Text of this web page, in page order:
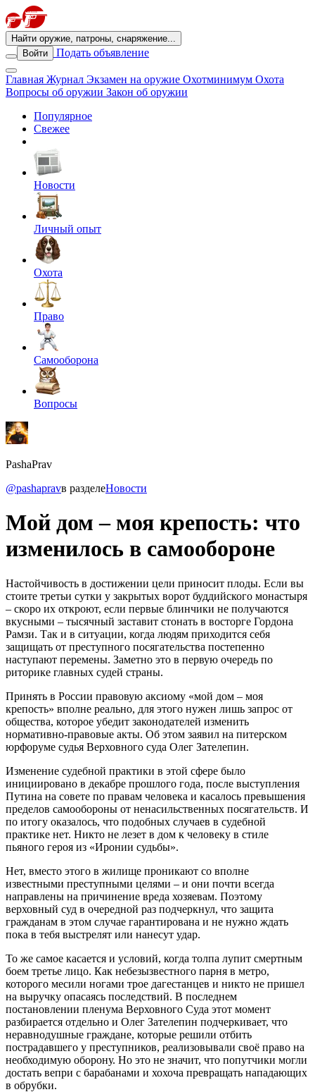
Найти оружие, патроны, снаряжение...
Войти
Подать объявление
Главная Журнал Экзамен на оружие Охотминимум Охота
Вопросы об оружии Закон об оружии
Популярное
Свежее
Новости
Личный опыт
Охота
Право
Самооборона
Вопросы
PashaPrav
@pashapravв разделеНовости
Мой дом – моя крепость: что
изменилось в самообороне
Настойчивость в достижении цели приносит плоды. Если вы
стоите третьи сутки у закрытых ворот буддийского монастыря
– скоро их откроют, если первые блинчики не получаются
вкусными – тысячный заставит стонать в восторге Гордона
Рамзи. Так и в ситуации, когда людям приходится себя
защищать от преступного посягательства постепенно
наступают перемены. Заметно это в первую очередь по
риторике главных судей страны.
Принять в России правовую аксиому «мой дом – моя
крепость» вполне реально, для этого нужен лишь запрос от
общества, которое убедит законодателей изменить
нормативно-правовые акты. Об этом заявил на питерском
юрфоруме судья Верховного суда Олег Зателепин.
Изменение судебной практики в этой сфере было
инициировано в декабре прошлого года, после выступления
Путина на совете по правам человека и касалось превышения
пределов самообороны от ненасильственных посягательств. И
по итогу оказалось, что подобных случаев в судебной
практике нет. Никто не лезет в дом к человеку в стиле
пьяного героя из «Иронии судьбы».
Нет, вместо этого в жилище проникают со вполне
известными преступными целями – и они почти всегда
направлены на причинение вреда хозяевам. Поэтому
верховный суд в очередной раз подчеркнул, что защита
гражданам в этом случае гарантирована и не нужно ждать
пока в тебя выстрелят или нанесут удар.
То же самое касается и условий, когда толпа лупит смертным
боем третье лицо. Как небезызвестного парня в метро,
которого месили ногами трое дагестанцев и никто не пришел
на выручку опасаясь последствий. В последнем
постановлении пленума Верховного Суда этот момент
разбирается отдельно и Олег Зателепин подчеркивает, что
неравнодушные граждане, которые решили отбить
пострадавшего у преступников, реализовывали своё право на
необходимую оборону. Но это не значит, что попутчики могли
достать вепри с барабанами и хохоча превращать нападающих
в обрубки.